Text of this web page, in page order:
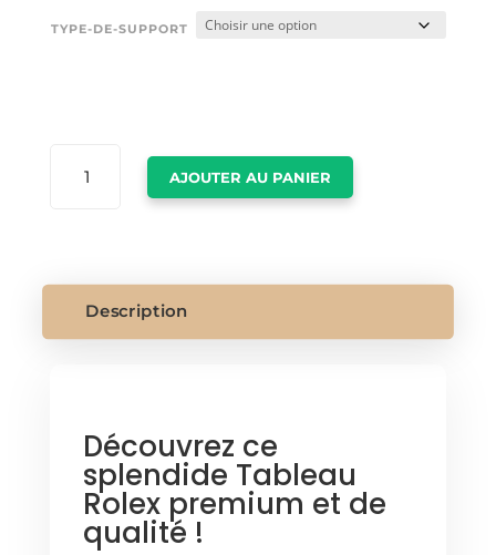
TYPE-DE-SUPPORT
AJOUTER AU PANIER
Description
Découvrez ce
splendide Tableau
Rolex premium et de
qualité !